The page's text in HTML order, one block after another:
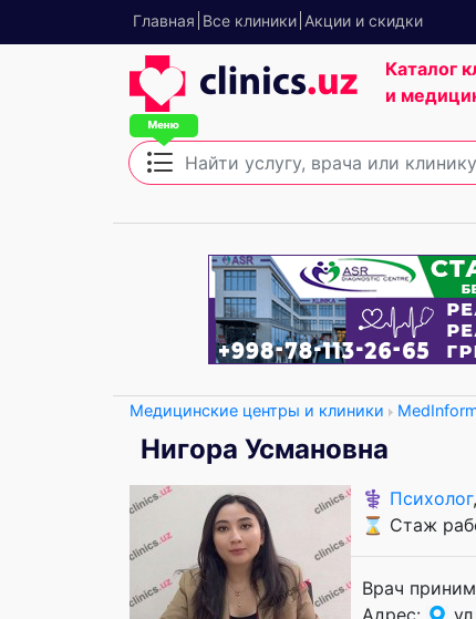
Главная Все клиники Акции и скидки
Каталог
и
Медицинские центры и клиники
Нигора Усмановна
⚕️ Психолог
⌛ Стаж
Врач
Адрес: